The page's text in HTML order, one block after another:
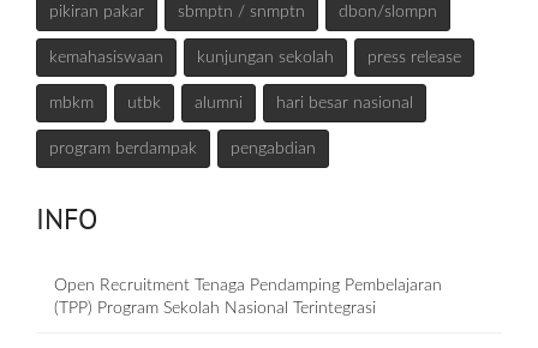
pikiran pakar sbmptn / snmptn dbon/slompn
kemahasiswaan kunjungan sekolah press release
mbkm utbk alumni hari besar nasional
program berdampak pengabdian
INFO
Open Recruitment Tenaga Pendamping Pembelajaran
(TPP) Program Sekolah Nasional Terintegrasi